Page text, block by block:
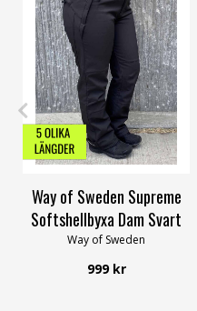
34 36 38 40 42 60
Way of Sweden Supreme
Softshellbyxa Dam Svart
Way of Sweden
999 kr